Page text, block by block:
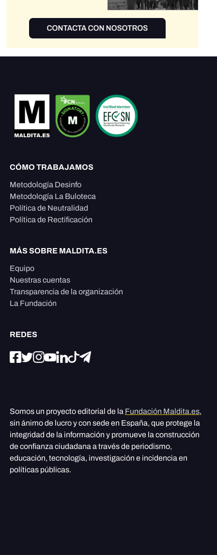
CÓMO TRABAJAMOS
Metodología Desinfo
Metodología La Buloteca
Política de Neutralidad
Política de Rectificación
MÁS SOBRE MALDITA.ES
Equipo
Nuestras cuentas
Transparencia de la organización
La Fundación
REDES
Somos un proyecto editorial de la Fundación Maldita.es,
sin ánimo de lucro y con sede en España, que protege la
integridad de la información y promueve la construcción
de confianza ciudadana a través de periodismo,
educación, tecnología, investigación e incidencia en
políticas públicas.